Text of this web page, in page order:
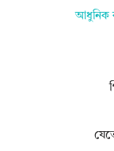
আধুনিক